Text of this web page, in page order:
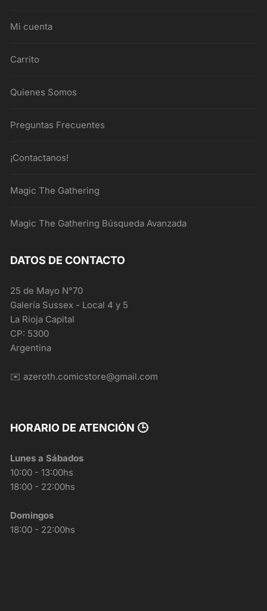
Mi cuenta
Carrito
Quienes Somos
Preguntas Frecuentes
¡Contactanos!
Magic The Gathering
Magic The Gathering Búsqueda Avanzada
DATOS DE CONTACTO
25 de Mayo N°70
Galería Sussex - Local 4 y 5
La Rioja Capital
CP: 5300
Argentina
✉️ azeroth.comicstore@gmail.com
HORARIO DE ATENCIÓN 🕒
Lunes a Sábados
10:00 - 13:00hs
18:00 - 22:00hs
Domingos
18:00 - 22:00hs